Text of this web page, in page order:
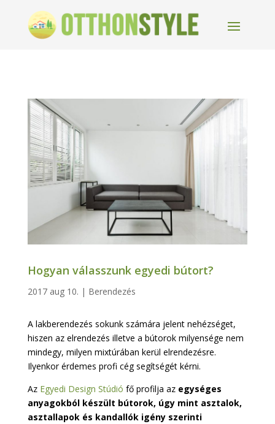
Hogyan válasszunk egyedi bútort?
2017 aug 10. | Berendezés
A lakberendezés sokunk számára jelent nehézséget,
hiszen az elrendezés illetve a bútorok milyensége nem
mindegy, milyen mixtúrában kerül elrendezésre.
Ilyenkor érdemes profi cég segítségét kérni.
Az Egyedi Design Stúdió fő profilja az egységes
anyagokból készült bútorok, úgy mint asztalok,
asztallapok és kandallók igény szerinti